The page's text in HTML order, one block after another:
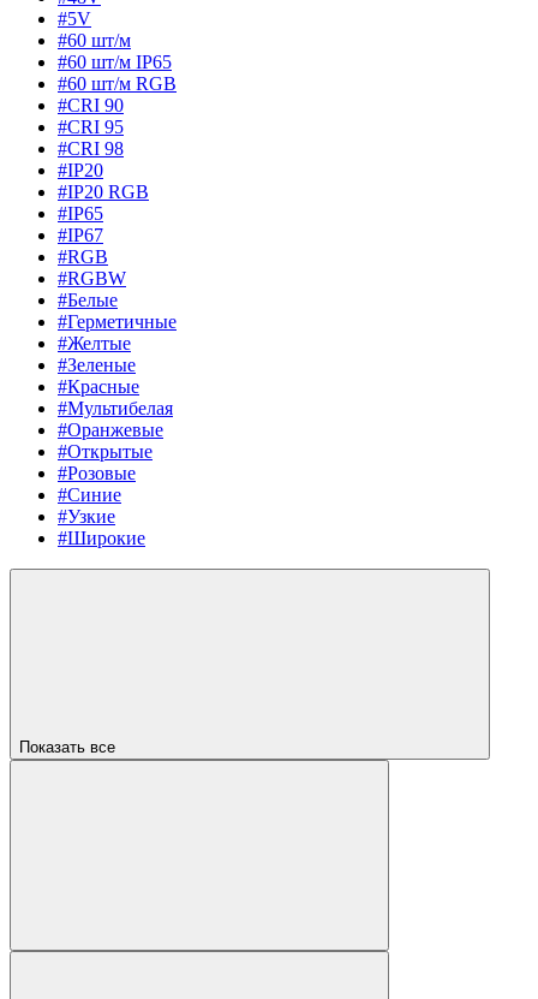
#5V
#60 шт/м
#60 шт/м IP65
#60 шт/м RGB
#CRI 90
#CRI 95
#CRI 98
#IP20
#IP20 RGB
#IP65
#IP67
#RGB
#RGBW
#Белые
#Герметичные
#Желтые
#Зеленые
#Красные
#Мультибелая
#Оранжевые
#Открытые
#Розовые
#Синие
#Узкие
#Широкие
Показать все